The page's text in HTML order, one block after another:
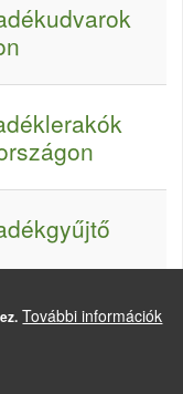
További információk